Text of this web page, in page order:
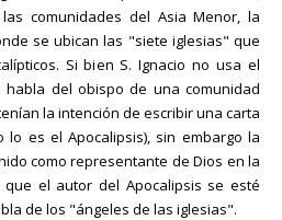
comunidades del Asia Menor, la
se ubican las "siete iglesias" que
Si bien S. Ignacio no usa el
del obispo de una comunidad
la intención de escribir una carta
lo es el Apocalipsis), sin embargo la
como representante de Dios en la
el autor del Apocalipsis se esté
de los "ángeles de las iglesias".